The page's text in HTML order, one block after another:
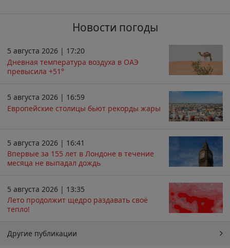
Новости погоды
5 августа 2026 | 17:20
Дневная температура воздуха в ОАЭ
превысила +51°
5 августа 2026 | 16:59
Европейские столицы бьют рекорды жары
5 августа 2026 | 16:41
Впервые за 155 лет в Лондоне в течение
месяца не выпадал дождь
5 августа 2026 | 13:35
Лето продолжит щедро раздавать своё
тепло!
Другие публикации